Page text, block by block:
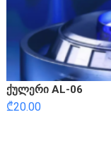
ქულერი AL-06
₾20.00